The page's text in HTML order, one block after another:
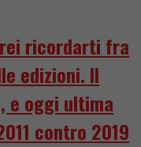
ricordarti fra
edizioni. Il
e oggi ultima
contro 2019